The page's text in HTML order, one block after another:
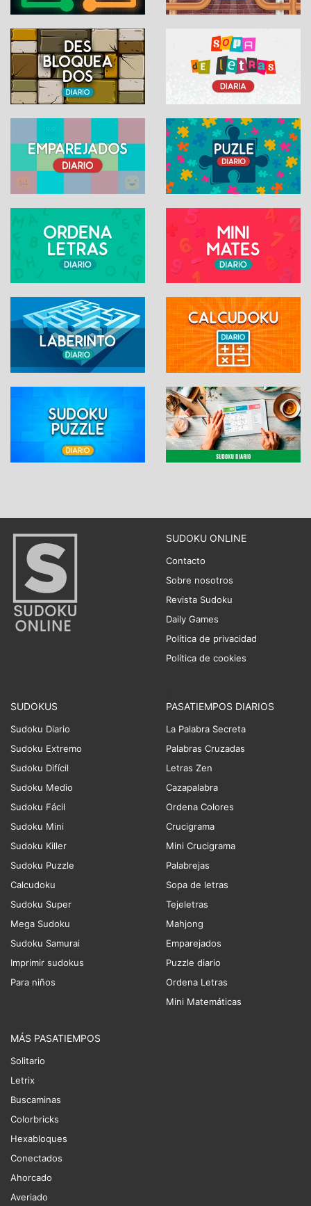
SUDOKU ONLINE
Contacto
Sobre nosotros
Revista Sudoku
Daily Games
Política de privacidad
Política de cookies
SUDOKUS
Sudoku Diario
Sudoku Extremo
Sudoku Difícil
Sudoku Medio
Sudoku Fácil
Sudoku Mini
Sudoku Killer
Sudoku Puzzle
Calcudoku
Sudoku Super
Mega Sudoku
Sudoku Samurai
Imprimir sudokus
Para niños
PASATIEMPOS DIARIOS
La Palabra Secreta
Palabras Cruzadas
Letras Zen
Cazapalabra
Ordena Colores
Crucigrama
Mini Crucigrama
Palabrejas
Sopa de letras
Tejeletras
Mahjong
Emparejados
Puzzle diario
Ordena Letras
Mini Matemáticas
MÁS PASATIEMPOS
Solitario
Letrix
Buscaminas
Colorbricks
Hexabloques
Conectados
Ahorcado
Averiado